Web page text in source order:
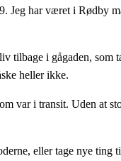
Jeg har været i Rødby
tilbage i gågaden,
heller ikke.
var i transit. Uden at
eller tage nye ting